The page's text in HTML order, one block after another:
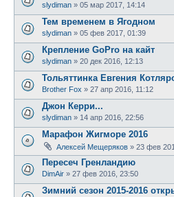
slydiman » 05 мар 2017, 14:14
Тем временем в Ягодном
slydiman » 05 фев 2017, 01:39
Крепление GoPro на кайт
slydiman » 20 дек 2016, 12:13
Тольяттинка Евгения
Brother Fox » 27 апр 2016, 11:12
Джон Керри...
slydiman » 14 апр 2016, 22:56
Марафон Жигморе 2016
Алексей Мещеряков » 23 фев
Пересеч Гренландию
DimAir » 27 фев 2016, 23:50
Зимний сезон 2015-2016